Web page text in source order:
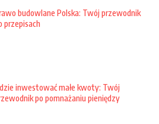
budowlane Polska: Twój przewodnik
przepisach
inwestować małe kwoty: Twój
po pomnażaniu pieniędzy